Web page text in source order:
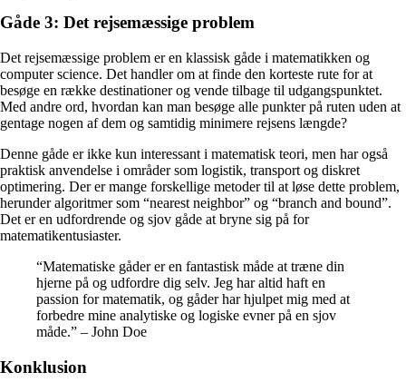
Gåde 3: Det rejsemæssige problem
Det rejsemæssige problem er en klassisk gåde i matematikken og
computer science. Det handler om at finde den korteste rute for at
besøge en række destinationer og vende tilbage til udgangspunktet.
Med andre ord, hvordan kan man besøge alle punkter på ruten uden at
gentage nogen af dem og samtidig minimere rejsens længde?
Denne gåde er ikke kun interessant i matematisk teori, men har også
praktisk anvendelse i områder som logistik, transport og diskret
optimering. Der er mange forskellige metoder til at løse dette problem,
herunder algoritmer som “nearest neighbor” og “branch and bound”.
Det er en udfordrende og sjov gåde at bryne sig på for
matematikentusiaster.
“Matematiske gåder er en fantastisk måde at træne din
hjerne på og udfordre dig selv. Jeg har altid haft en
passion for matematik, og gåder har hjulpet mig med at
forbedre mine analytiske og logiske evner på en sjov
måde.” – John Doe
Konklusion